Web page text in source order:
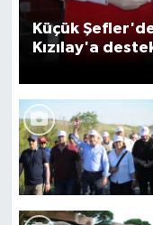
Küçük
Kızılay'a